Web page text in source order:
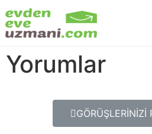
Yorumlar
GÖRÜŞLERİNİZİ